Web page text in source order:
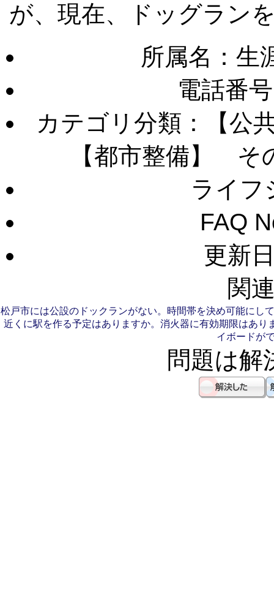
が、現在、ドッグラン
所属名：生
電話番
カテゴリ分類：【
【都市整備】
ライフ
FAQ
更新
関
松戸市には公設のドックランがない。時間帯を決め可能にし
近くに駅を作る予定はありますか。 消火器に有効期限はあり
イボードが
問題は解